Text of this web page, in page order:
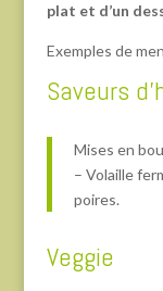
plat et d’un
Exemples de
Saveurs
Mises en
– Volaille
poires.
Veggie